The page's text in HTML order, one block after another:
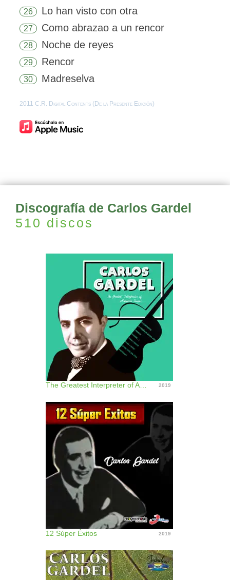
26 Lo han visto con otra
27 Como abrazao a un rencor
28 Noche de reyes
29 Rencor
30 Madreselva
2011 C.R. Digital Contents (De la Presente Edición)
Discografía de Carlos Gardel
510 discos
2019
12 Súper Éxitos 2019